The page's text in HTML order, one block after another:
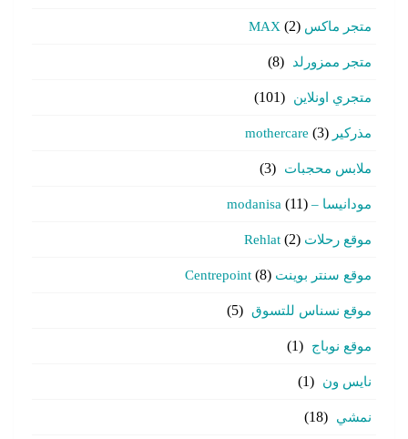
متجر ماكس MAX (2)
متجر ممزورلد (8)
متجري اونلاين (101)
مذركير mothercare (3)
ملابس محجبات (3)
مودانيسا – modanisa (11)
موقع رحلات Rehlat (2)
موقع سنتر بوينت Centrepoint (8)
موقع نسناس للتسوق (5)
موقع نوباج (1)
نايس ون (1)
نمشي (18)